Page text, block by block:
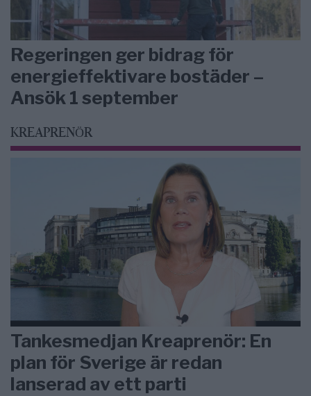
Regeringen ger bidrag för
energieffektivare bostäder –
Ansök 1 september
KREAPRENÖR
Tankesmedjan Kreaprenör: En
plan för Sverige är redan
lanserad av ett parti